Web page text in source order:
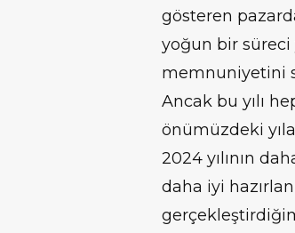
gösteren
yoğun bir süreci
memnuniyetini
Ancak bu yılı
önümüzdeki
2024 yılının
daha iyi